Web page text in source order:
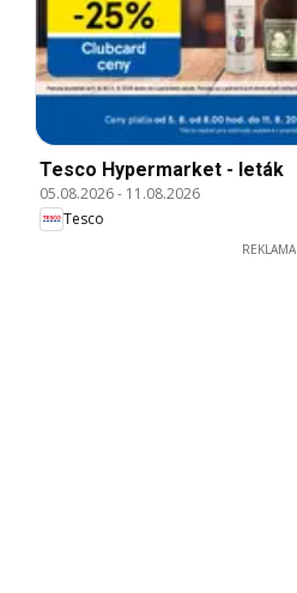
Tesco Hypermarket - leták
05.08.2026- 11.08.2026
Tesco
REKLAMA